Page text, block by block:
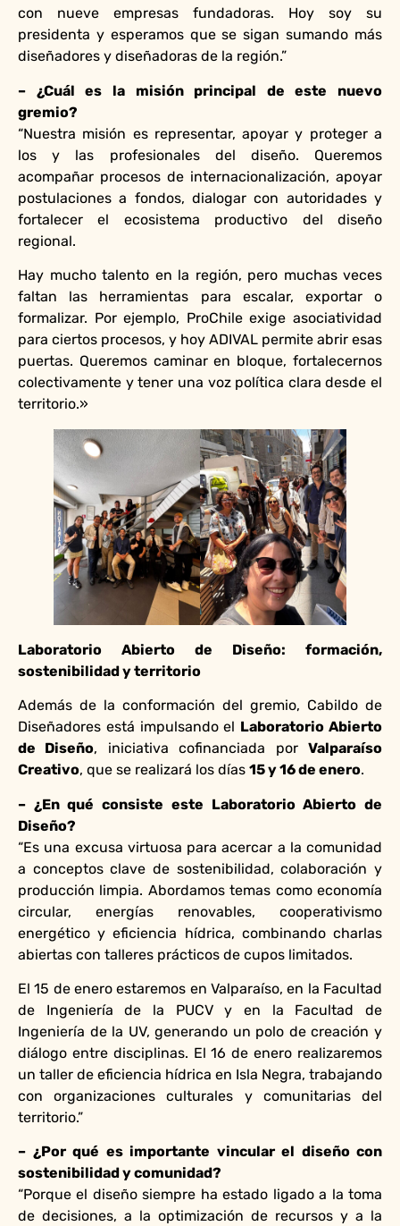
con nueve empresas fundadoras. Hoy soy su
presidenta y esperamos que se sigan sumando más
diseñadores y diseñadoras de la región.”
– ¿Cuál es la misión principal de este nuevo
gremio?
“Nuestra misión es representar, apoyar y proteger a
los y las profesionales del diseño. Queremos
acompañar procesos de internacionalización, apoyar
postulaciones a fondos, dialogar con autoridades y
fortalecer el ecosistema productivo del diseño
regional.
Hay mucho talento en la región, pero muchas veces
faltan las herramientas para escalar, exportar o
formalizar. Por ejemplo, ProChile exige asociatividad
para ciertos procesos, y hoy ADIVAL permite abrir esas
puertas. Queremos caminar en bloque, fortalecernos
colectivamente y tener una voz política clara desde el
territorio.»
Laboratorio Abierto de Diseño: formación,
sostenibilidad y territorio
Además de la conformación del gremio, Cabildo de
Diseñadores está impulsando el Laboratorio Abierto
de Diseño, iniciativa cofinanciada porValparaíso
Creativo, que se realizará los días 15 y 16 de enero.
– ¿En qué consiste este Laboratorio Abierto de
Diseño?
“Es una excusa virtuosa para acercar a la comunidad
a conceptos clave de sostenibilidad, colaboración y
producción limpia. Abordamos temas como economía
circular, energías renovables, cooperativismo
energético y eficiencia hídrica, combinando charlas
abiertas con talleres prácticos de cupos limitados.
El 15 de enero estaremos en Valparaíso, en la Facultad
de Ingeniería de la PUCV y en la Facultad de
Ingeniería de la UV, generando un polo de creación y
diálogo entre disciplinas. El 16 de enero realizaremos
un taller de eficiencia hídrica en Isla Negra, trabajando
con organizaciones culturales y comunitarias del
territorio.”
– ¿Por qué es importante vincular el diseño con
sostenibilidad y comunidad?
“Porque el diseño siempre ha estado ligado a la toma
de decisiones, a la optimización de recursos y a la